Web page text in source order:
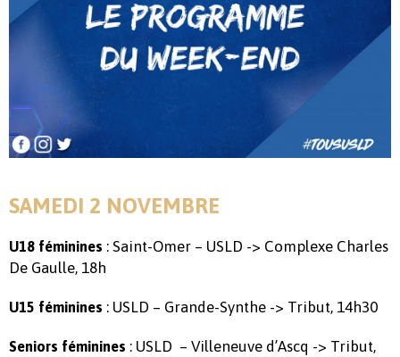
SAMEDI 2 NOVEMBRE
U18 féminines : Saint-Omer – USLD -> Complexe Charles
De Gaulle, 18h
U15 féminines : USLD – Grande-Synthe -> Tribut, 14h30
Seniors féminines : USLD – Villeneuve d’Ascq -> Tribut,